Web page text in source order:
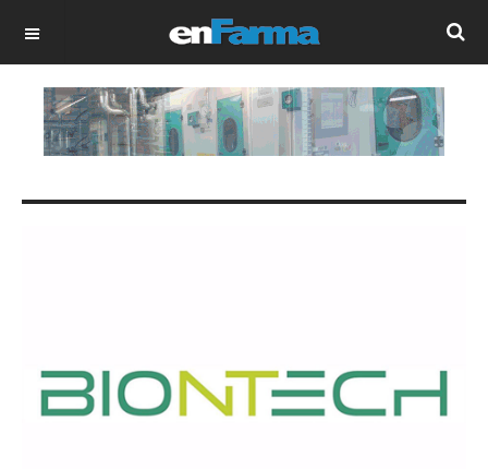
OFF CANVAS